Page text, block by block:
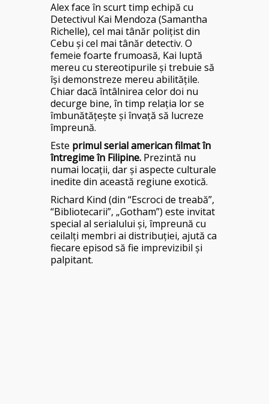
Alex face în scurt timp echipă cu
Detectivul Kai Mendoza (Samantha
Richelle), cel mai tânăr polițist din
Cebu și cel mai tânăr detectiv. O
femeie foarte frumoasă, Kai luptă
mereu cu stereotipurile și trebuie să
își demonstreze mereu abilitățile.
Chiar dacă întâlnirea celor doi nu
decurge bine, în timp relația lor se
îmbunătățește și învață să lucreze
împreună.
Este primul serial american filmat în
întregime în Filipine. Prezintă nu
numai locații, dar și aspecte culturale
inedite din această regiune exotică.
Richard Kind (din “Escroci de treabă”,
“Bibliotecarii”, „Gotham”) este invitat
special al serialului și, împreună cu
ceilalți membri ai distribuției, ajută ca
fiecare episod să fie imprevizibil și
palpitant.